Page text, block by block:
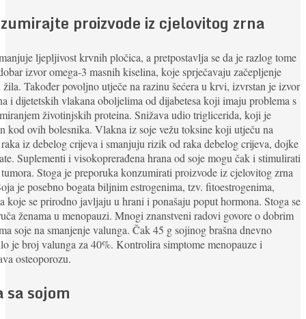
proizvode iz cjelovitog zrna
ljepljivost krvnih pločica, a pretpostavlja se da je razlog tome
izvor omega-3 masnih kiselina, koje sprječavaju začepljenje
Također povoljno utječe na razinu šećera u krvi, izvrstan je izvor
i dijetetskih vlakana oboljelima od dijabetesa koji imaju problema s
životinjskih proteina. Snižava udio triglicerida, koji je
kod ovih bolesnika. Vlakna iz soje vežu toksine koji utječu na
iz debelog crijeva i smanjuju rizik od raka debelog crijeva, dojke
Suplementi i visokoprerađena hrana od soje mogu čak i stimulirati
Stoga je preporuka konzumirati proizvode iz cjelovitog zrna
je posebno bogata biljnim estrogenima, tzv. fitoestrogenima,
koje se prirodno javljaju u hrani i ponašaju poput hormona. Stoga se
ženama u menopauzi. Mnogi znanstveni radovi govore o dobrim
soje na smanjenje valunga. Čak 45 g sojinog brašna dnevno
je broj valunga za 40%. Kontrolira simptome menopauze i
osteoporozu.
sa sojom